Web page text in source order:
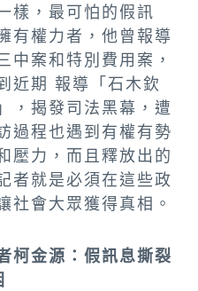
樣，最可怕的假訊
有權力者，他曾報導
中案和特別費用案，
近期 報導「石木欽
，揭發司法黑幕，遭
過程也遇到有權有勢
壓力，而且釋放出的
者就是必須在這些政
社會大眾獲得真相。
柯金源：假訊息撕裂